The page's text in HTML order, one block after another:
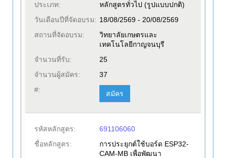
ประเภท:
หลักสูตรทั่วไป (รูปแบบปกติ)
วันเดือนปีที่จัดอบรม: 18/08/2569 - 20/08/2569
สถานที่จัดอบรม:
วิทยาลัยเกษตรและ
เทคโนโลยีกาญจนบุรี
จำนวนที่รับ:
25
จำนวนผู้สมัคร:
37
#:
สมัคร
รหัสหลักสูตร:
691106060
ชื่อหลักสูตร:
การประยุกต์ใช้บอร์ด ESP32-
CAM-MB เพื่อพัฒนา